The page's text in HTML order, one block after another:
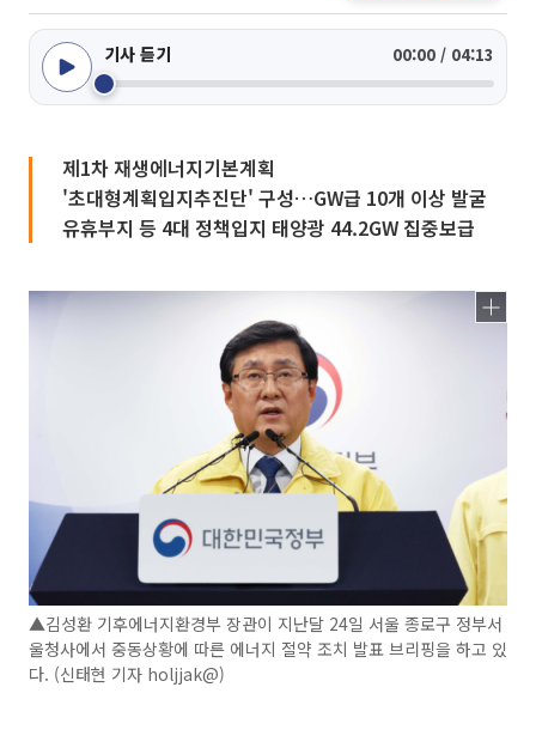
기사 듣기 00:00 / 04:13
제1차 재생에너지기본계획
'초대형계획입지추진단' 구성…GW급 10개 이상 발굴
유휴부지 등 4대 정책입지 태양광 44.2GW 집중보급
▲김성환 기후에너지환경부 장관이 지난달 24일 서울 종로구 정부서
울청사에서 중동상황에 따른 에너지 절약 조치 발표 브리핑을 하고 있
다. (신태현 기자 holjjak@)